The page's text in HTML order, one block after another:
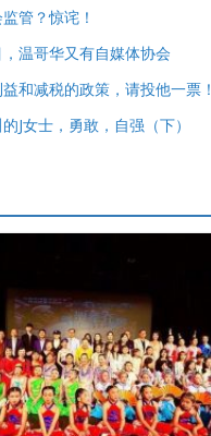
管？惊诧！
温哥华又有自媒体协会
和减税的政策，请投他一票！
J女士，勇敢，自强（下）